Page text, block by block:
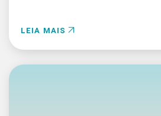
LEIA MAIS